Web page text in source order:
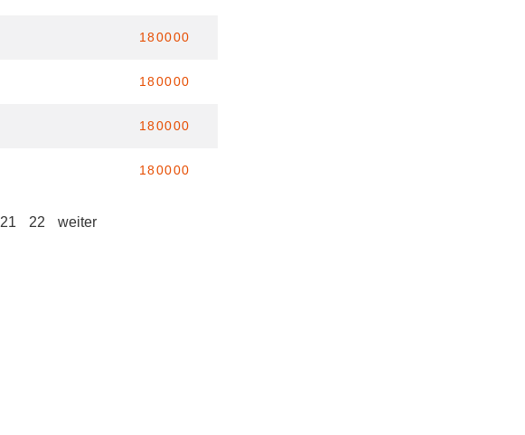
180000
180000
180000
180000
21 22 weiter